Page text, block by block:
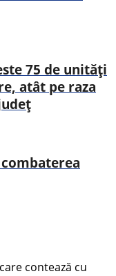
75 de unități
atât pe raza
contează cu